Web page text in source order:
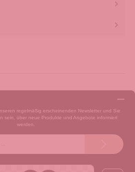
regelmäßig erscheinenden Newsletter und Sie
sein, über neue Produkte und Angebote informiert
werden.